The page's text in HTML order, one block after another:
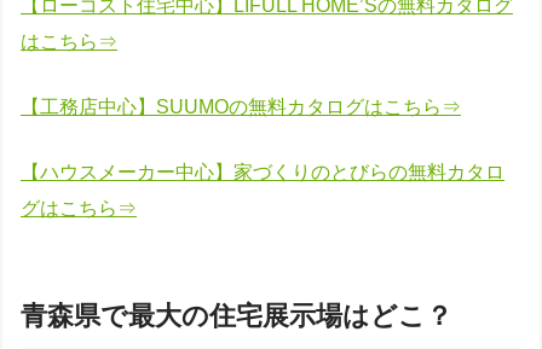
【ローコスト住宅中心】LIFULL HOME’Sの無料カタログ
はこちら⇒
【工務店中心】SUUMOの無料カタログはこちら⇒
【ハウスメーカー中心】家づくりのとびらの無料カタロ
グはこちら⇒
青森県で最大の住宅展示場はどこ？